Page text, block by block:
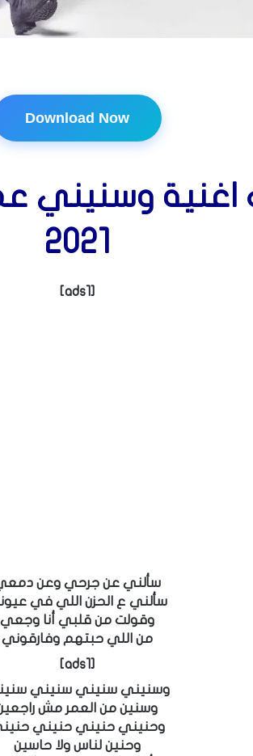
Download Now
اغنية
2021
[ads1]
‏سألني عن جرحي وعن
سألني ع الحزن اللي في
وقولت من قلبي أنا وجعي
من اللي حبتهم وفارقوني
[ads1]
وسنيني سنيني سنيني
وسنين من العمر مش
وحنيني حنيني حنيني
وحنين لناس ولا حاسين